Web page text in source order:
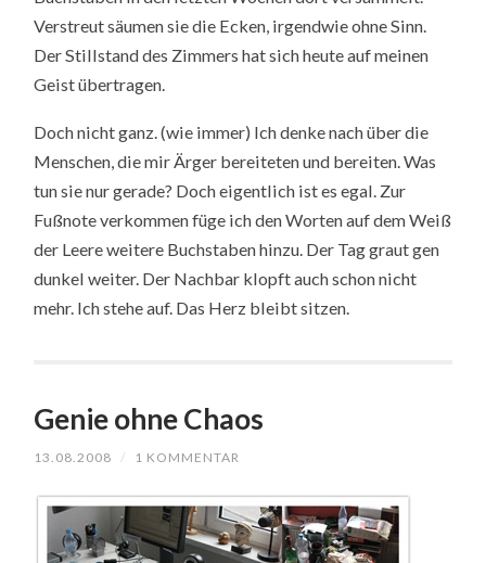
Verstreut säumen sie die Ecken, irgendwie ohne Sinn.
Der Stillstand des Zimmers hat sich heute auf meinen
Geist übertragen.
Doch nicht ganz. (wie immer) Ich denke nach über die
Menschen, die mir Ärger bereiteten und bereiten. Was
tun sie nur gerade? Doch eigentlich ist es egal. Zur
Fußnote verkommen füge ich den Worten auf dem Weiß
der Leere weitere Buchstaben hinzu. Der Tag graut gen
dunkel weiter. Der Nachbar klopft auch schon nicht
mehr. Ich stehe auf. Das Herz bleibt sitzen.
Genie ohne Chaos
13.08.2008 / 1 KOMMENTAR